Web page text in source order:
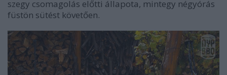
szegy csomagolás előtti állapota, mintegy négyórás
füstön sütést követően.